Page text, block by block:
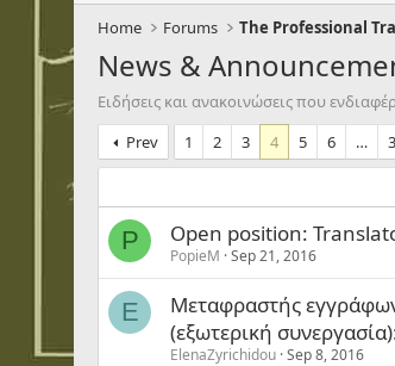
Home
Forums The Professional
News &
Ειδήσεις και ανακοινώσεις που
Prev
1 2 3 4 5 6 …
P Open position:
PopieM Sep 21, 2016
E
Μεταφραστής
(εξωτερική
ElenaZyrichidou Sep 8, 2016